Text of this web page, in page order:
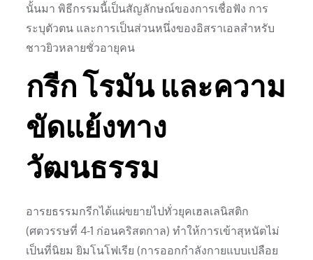
นั้นมา พิธีกรรมนี้เป็นสัญลักษณ์ของการเชื่อฟัง การ
ระบุตัวตน และการเป็นส่วนหนึ่งของอิสราเอลสำหรับ
ชาวยิวหลายชั่วอายุคน
กรีก โรมัน และความ
ขัดแย้งทาง
วัฒนธรรม
อารยธรรมกรีกได้แผ่ขยายไปทั่วยุคเฮลเลนิสติก
(ศตวรรษที่ 4-1 ก่อนคริสตกาล) ทำให้การเข้าสุหนัตไม่
เป็นที่นิยม ยิมโนโฟเรีย (การออกกำลังกายแบบเปลือย